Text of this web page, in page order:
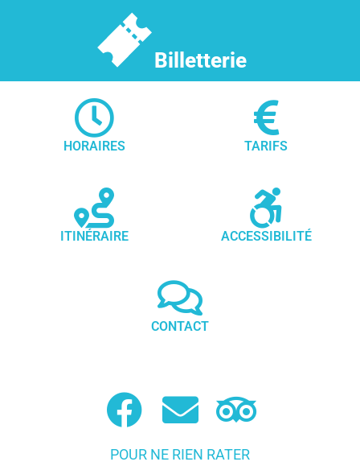
Billetterie
POUR NE RIEN RATER
HORAIRES TARIFS
ITINÉRAIRE ACCESSIBILITÉ
CONTACT